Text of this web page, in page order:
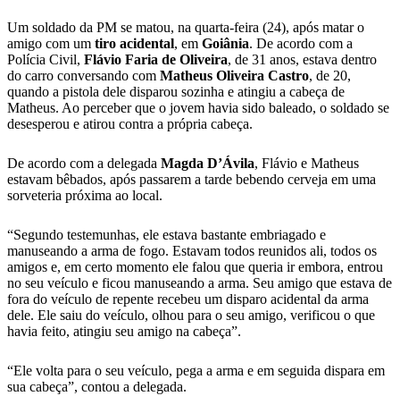
Um soldado da PM se matou, na quarta-feira (24), após matar o
amigo com um tiro acidental, em Goiânia. De acordo com a
Polícia Civil, Flávio Faria de Oliveira, de 31 anos, estava dentro
do carro conversando com Matheus Oliveira Castro, de 20,
quando a pistola dele disparou sozinha e atingiu a cabeça de
Matheus. Ao perceber que o jovem havia sido baleado, o soldado se
desesperou e atirou contra a própria cabeça.
De acordo com a delegada Magda D’Ávila, Flávio e Matheus
estavam bêbados, após passarem a tarde bebendo cerveja em uma
sorveteria próxima ao local.
“Segundo testemunhas, ele estava bastante embriagado e
manuseando a arma de fogo. Estavam todos reunidos ali, todos os
amigos e, em certo momento ele falou que queria ir embora, entrou
no seu veículo e ficou manuseando a arma. Seu amigo que estava de
fora do veículo de repente recebeu um disparo acidental da arma
dele. Ele saiu do veículo, olhou para o seu amigo, verificou o que
havia feito, atingiu seu amigo na cabeça”.
“Ele volta para o seu veículo, pega a arma e em seguida dispara em
sua cabeça”, contou a delegada.